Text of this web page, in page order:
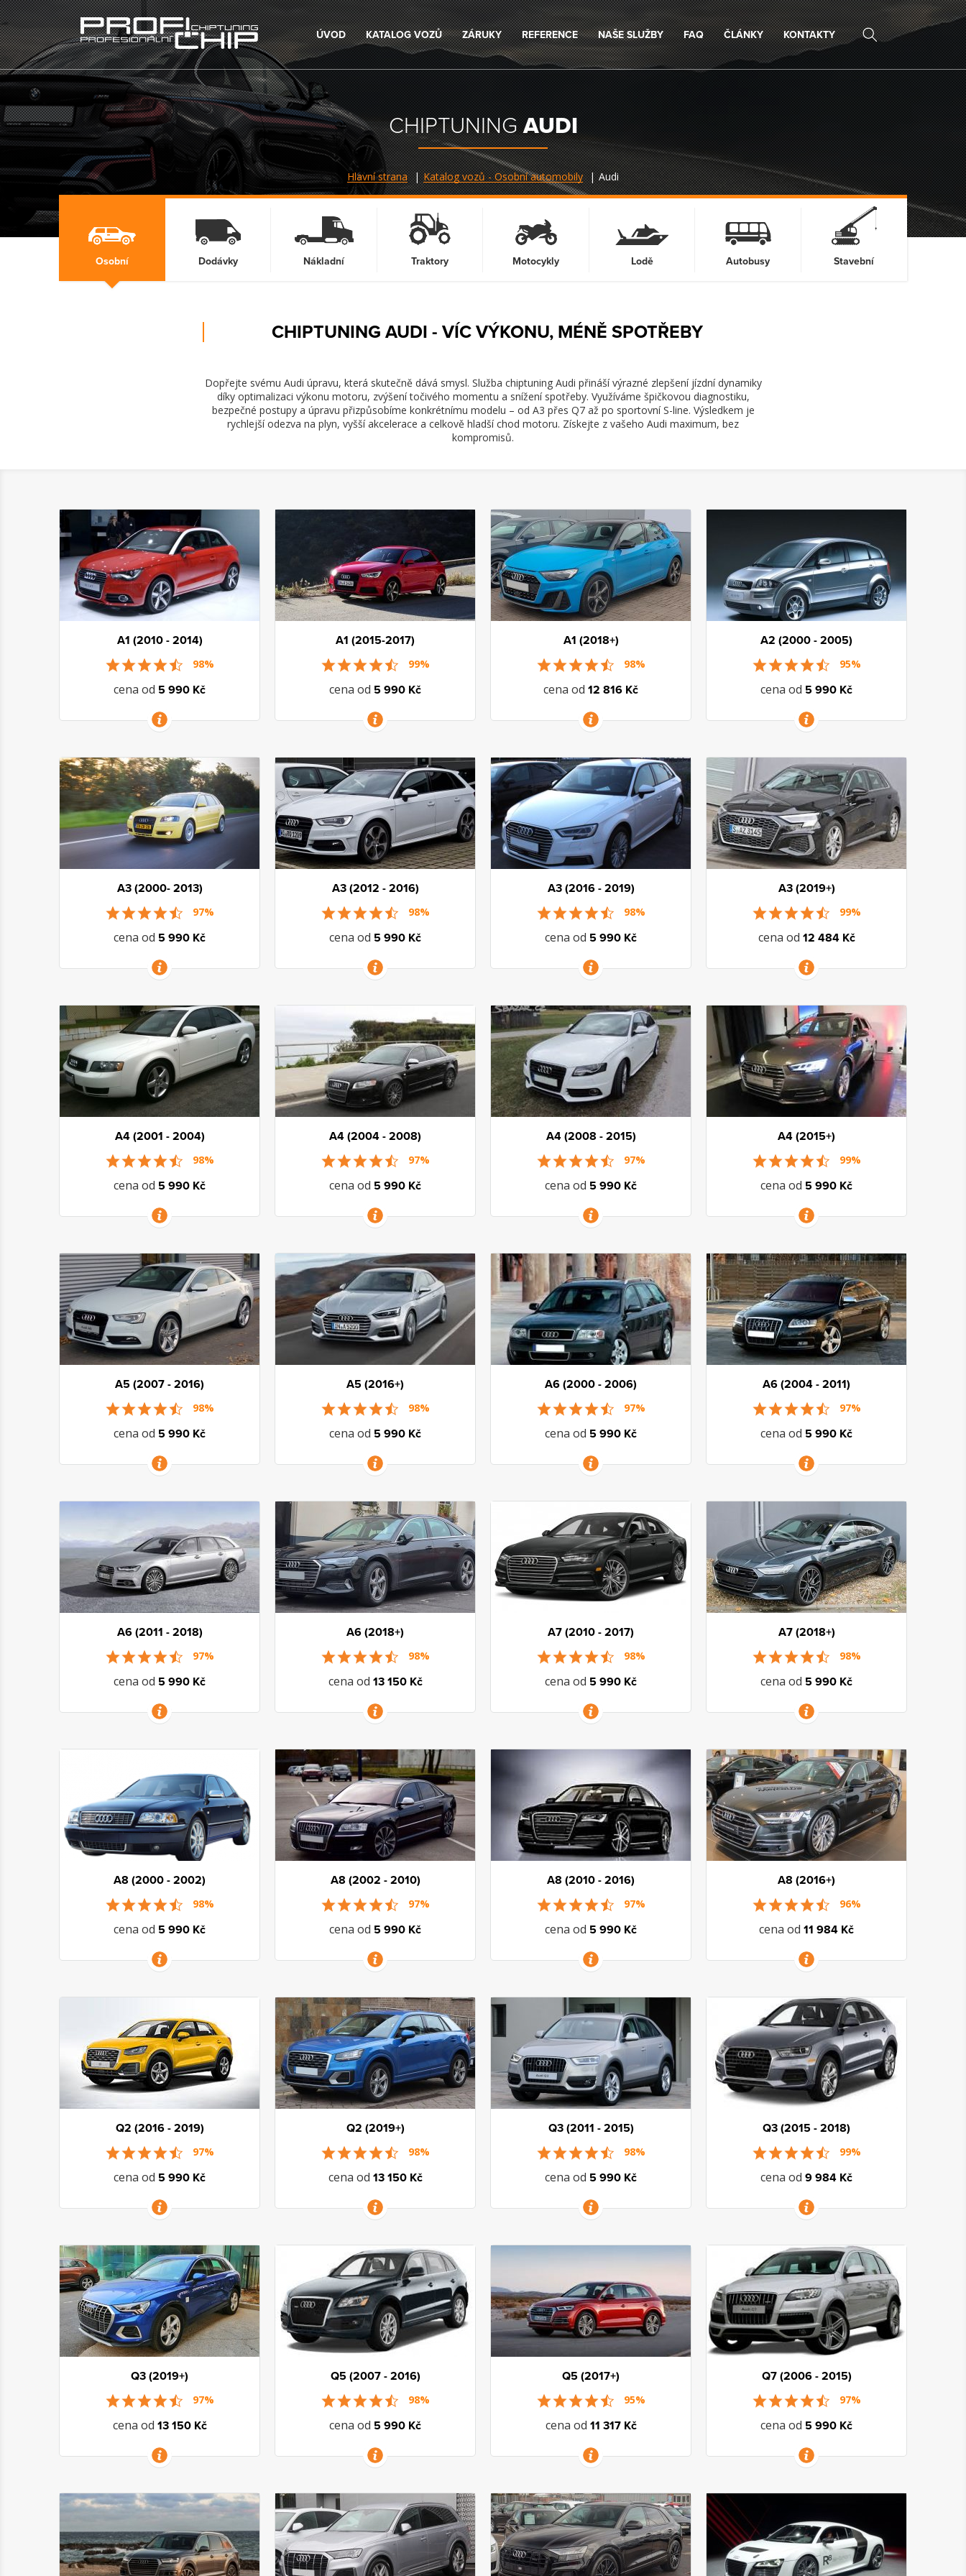
ÚVOD KATALOG VOZŮ ZÁRUKY REFERENCE NAŠE SLUŽBY FAQ ČLÁNKY KONTAKTY
CHIPTUNINGAUDI
Hlavní strana Katalog vozů - Osobní automobily Audi
Osobní Dodávky Nákladní Traktory Motocykly Lodě Autobusy Stavební
CHIPTUNING AUDI - VÍC VÝKONU, MÉNĚ SPOTŘEBY
Dopřejte svému Audi úpravu, která skutečně dává smysl. Služba chiptuning Audi přináší výrazné zlepšení jízdní dynamiky
díky optimalizaci výkonu motoru, zvýšení točivého momentu a snížení spotřeby. Využíváme špičkovou diagnostiku,
bezpečné postupy a úpravu přizpůsobíme konkrétnímu modelu – od A3 přes Q7 až po sportovní S-line. Výsledkem je
rychlejší odezva na plyn, vyšší akcelerace a celkově hladší chod motoru. Získejte z vašeho Audi maximum, bez
kompromisů.
A1 (2010 - 2014)
98%
cena od 5 990 Kč
A1 (2015-2017)
99%
cena od 5 990 Kč
A1 (2018+)
98%
cena od 12 816 Kč
A2 (2000 - 2005)
95%
cena od 5 990 Kč
A3 (2000- 2013)
97%
cena od 5 990 Kč
A3 (2012 - 2016)
98%
cena od 5 990 Kč
A3 (2016 - 2019)
98%
cena od 5 990 Kč
A3 (2019+)
99%
cena od 12 484 Kč
A4 (2001 - 2004)
98%
cena od 5 990 Kč
A4 (2004 - 2008)
97%
cena od 5 990 Kč
A4 (2008 - 2015)
97%
cena od 5 990 Kč
A4 (2015+)
99%
cena od 5 990 Kč
A5 (2007 - 2016)
98%
cena od 5 990 Kč
A5 (2016+)
98%
cena od 5 990 Kč
A6 (2000 - 2006)
97%
cena od 5 990 Kč
A6 (2004 - 2011)
97%
cena od 5 990 Kč
A6 (2011 - 2018)
97%
cena od 5 990 Kč
A6 (2018+)
98%
cena od 13 150 Kč
A7 (2010 - 2017)
98%
cena od 5 990 Kč
A7 (2018+)
98%
cena od 5 990 Kč
A8 (2000 - 2002)
98%
cena od 5 990 Kč
A8 (2002 - 2010)
97%
cena od 5 990 Kč
A8 (2010 - 2016)
97%
cena od 5 990 Kč
A8 (2016+)
96%
cena od 11 984 Kč
Q2 (2016 - 2019)
97%
cena od 5 990 Kč
Q2 (2019+)
98%
cena od 13 150 Kč
Q3 (2011 - 2015)
98%
cena od 5 990 Kč
Q3 (2015 - 2018)
99%
cena od 9 984 Kč
Q3 (2019+)
97%
cena od 13 150 Kč
Q5 (2007 - 2016)
98%
cena od 5 990 Kč
Q5 (2017+)
95%
cena od 11 317 Kč
Q7 (2006 - 2015)
97%
cena od 5 990 Kč